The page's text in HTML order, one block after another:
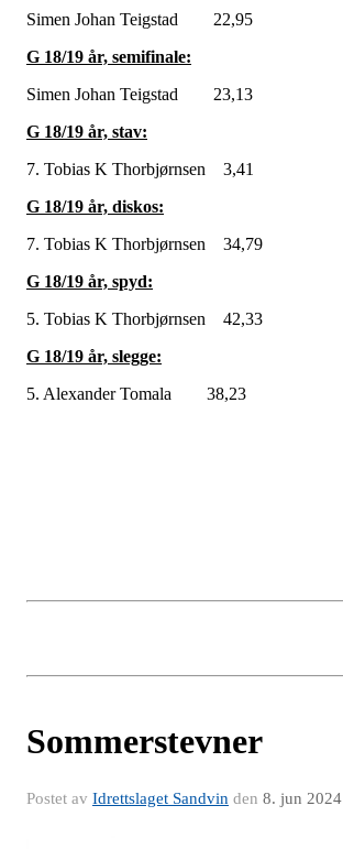
Simen Johan Teigstad 22,95
G 18/19 år, semifinale:
Simen Johan Teigstad 23,13
G 18/19 år, stav:
7. Tobias K Thorbjørnsen 3,41
G 18/19 år, diskos:
7. Tobias K Thorbjørnsen 34,79
G 18/19 år, spyd:
5. Tobias K Thorbjørnsen 42,33
G 18/19 år, slegge:
5. Alexander Tomala 38,23
Sommerstevner
Postet av Idrettslaget Sandvin den 8. jun 2024